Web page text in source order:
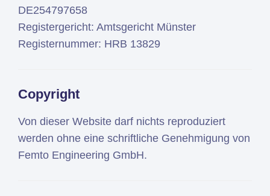
DE254797658
Registergericht: Amtsgericht Münster
Registernummer: HRB 13829
Copyright
Von dieser Website darf nichts reproduziert
werden ohne eine schriftliche Genehmigung von
Femto Engineering GmbH.